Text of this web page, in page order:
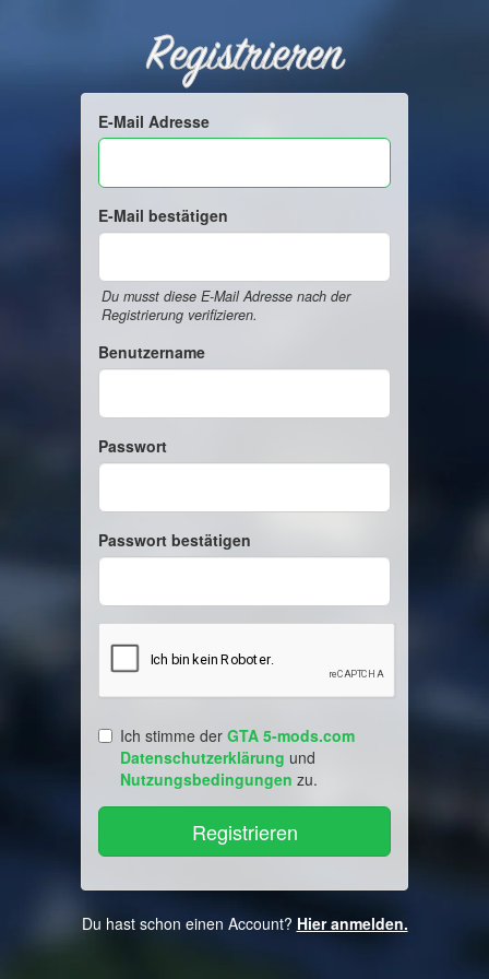
Registrieren
E-Mail Adresse
E-Mail bestätigen
Du musst diese E-Mail Adresse nach der
Registrierung verifizieren.
Benutzername
Passwort
Passwort bestätigen
Ich stimme der GTA 5-mods.com
Datenschutzerklärung und
Nutzungsbedingungen zu.
Du hast schon einen Account? Hier anmelden.